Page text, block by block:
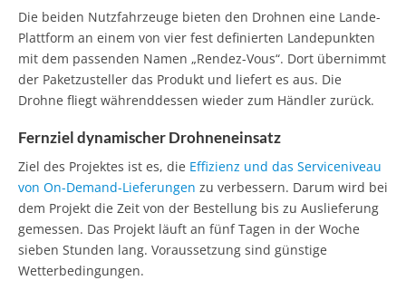
Die beiden Nutzfahrzeuge bieten den Drohnen eine Lande-
Plattform an einem von vier fest definierten Landepunkten
mit dem passenden Namen „Rendez-Vous“. Dort übernimmt
der Paketzusteller das Produkt und liefert es aus. Die
Drohne fliegt währenddessen wieder zum Händler zurück.
Fernziel dynamischer Drohneneinsatz
Ziel des Projektes ist es, die Effizienz und das Serviceniveau
von On-Demand-Lieferungen zu verbessern. Darum wird bei
dem Projekt die Zeit von der Bestellung bis zu Auslieferung
gemessen. Das Projekt läuft an fünf Tagen in der Woche
sieben Stunden lang. Voraussetzung sind günstige
Wetterbedingungen.